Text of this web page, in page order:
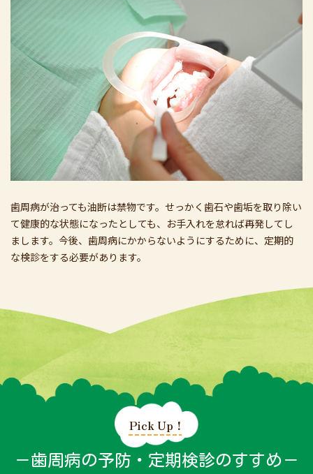
歯周病が治っても油断は禁物です。せっかく歯石や歯垢を取り除い
て健康的な状態になったとしても、お手入れを怠れば再発してし
まします。今後、歯周病にかからないようにするために、定期的
な検診をする必要があります。
Pick Up！
－歯周病の予防・定期検診のすすめ－